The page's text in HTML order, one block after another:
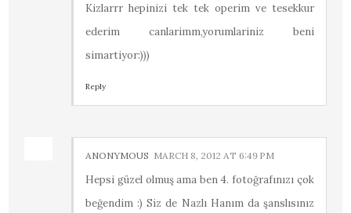
Kizlarrr hepinizi tek tek operim ve tesekkur
ederim canlarimm,yorumlariniz beni
simartiyor:)))
Reply
ANONYMOUS MARCH 8, 2012 AT 6:49 PM
Hepsi güzel olmuş ama ben 4. fotoğrafınızı çok
beğendim :) Siz de Nazlı Hanım da şanslısınız